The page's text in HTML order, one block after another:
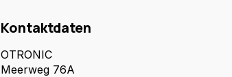
Kontaktdaten
OTRONIC
Meerweg 76A